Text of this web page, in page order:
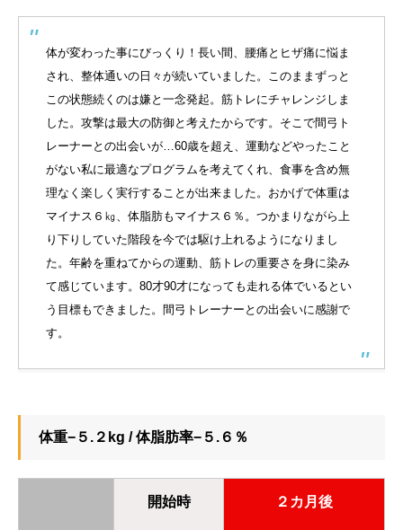
体が変わった事にびっくり！長い間、腰痛とヒザ痛に悩ま
され、整体通いの日々が続いていました。このままずっと
この状態続くのは嫌と一念発起。筋トレにチャレンジしま
した。攻撃は最大の防御と考えたからです。そこで間弓ト
レーナーとの出会いが…60歳を超え、運動などやったこと
がない私に最適なプログラムを考えてくれ、食事を含め無
理なく楽しく実行することが出来ました。おかげで体重は
マイナス６㎏、体脂肪もマイナス６％。つかまりながら上
り下りしていた階段を今では駆け上れるようになりまし
た。年齢を重ねてからの運動、筋トレの重要さを身に染み
て感じています。80才90才になっても走れる体でいるとい
う目標もできました。間弓トレーナーとの出会いに感謝で
す。
体重−５.２kg / 体脂肪率−５.６％
開始時 ２カ月後